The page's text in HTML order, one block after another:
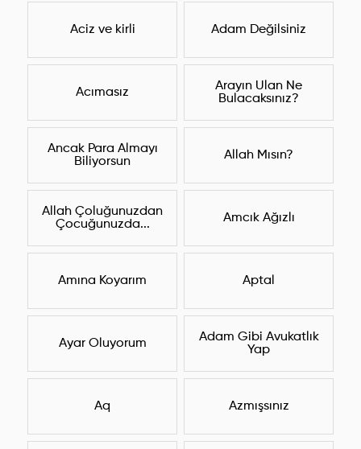
Aciz ve kirli Adam Değilsiniz
Acımasız
Arayın Ulan Ne
Bulacaksınız?
Ancak Para Almayı
Biliyorsun
Allah Mısın?
Allah Çoluğunuzdan
Çocuğunuzda...
Amcık Ağızlı
Amına Koyarım Aptal
Ayar Oluyorum
Adam Gibi Avukatlık
Yap
Aq Azmışsınız